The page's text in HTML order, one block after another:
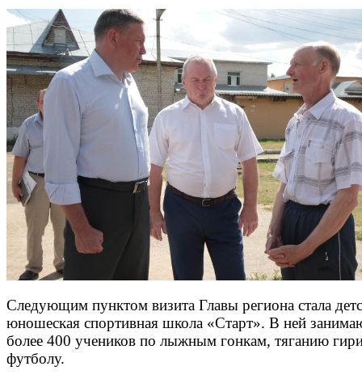
Следующим пунктом визита Главы региона стала
юношеская спортивная школа «Старт». В ней
более 400 учеников по лыжным гонкам, тяганию
футболу.